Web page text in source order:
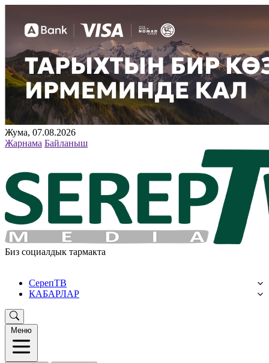
Жума, 07.08.2026
Жарнама Байланыш
Биз социалдык тармакта
СерепТВ
КАБАРЛАР
Меню